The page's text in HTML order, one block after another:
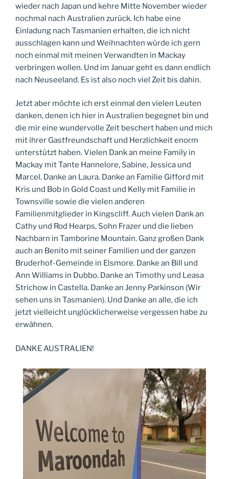
wieder nach Japan und kehre Mitte November wieder
nochmal nach Australien zurück. Ich habe eine
Einladung nach Tasmanien erhalten, die ich nicht
ausschlagen kann und Weihnachten würde ich gern
noch einmal mit meinen Verwandten in Mackay
verbringen wollen. Und im Januar geht es dann endlich
nach Neuseeland. Es ist also noch viel Zeit bis dahin.
Jetzt aber möchte ich erst einmal den vielen Leuten
danken, denen ich hier in Australien begegnet bin und
die mir eine wundervolle Zeit beschert haben und mich
mit ihrer Gastfreundschaft und Herzlichkeit enorm
unterstützt haben. Vielen Dank an meine Family in
Mackay mit Tante Hannelore, Sabine, Jessica und
Marcel. Danke an Laura. Danke an Familie Gifford mit
Kris und Bob in Gold Coast und Kelly mit Familie in
Townsville sowie die vielen anderen
Familienmitglieder in Kingscliff. Auch vielen Dank an
Cathy und Rod Hearps, Sohn Frazer und die lieben
Nachbarn in Tamborine Mountain. Ganz großen Dank
auch an Benito mit seiner Familien und der ganzen
Bruderhof-Gemeinde in Elsmore. Danke an Bill und
Ann Williams in Dubbo. Danke an Timothy und Leasa
Strichow in Castella. Danke an Jenny Parkinson (Wir
sehen uns in Tasmanien). Und Danke an alle, die ich
jetzt vielleicht unglücklicherweise vergessen habe zu
erwähnen.
DANKE AUSTRALIEN!